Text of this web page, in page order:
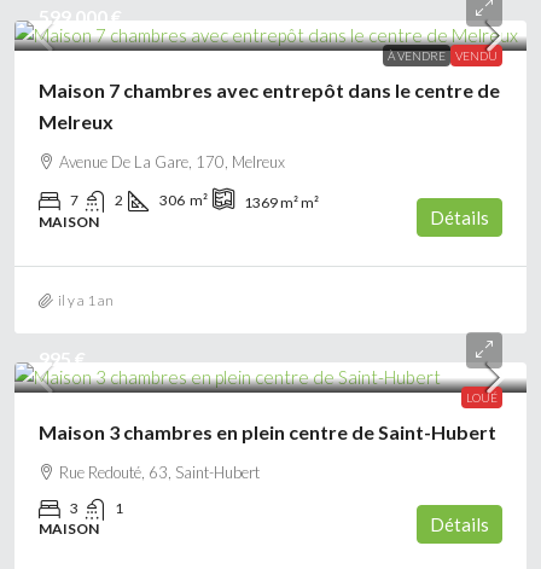
À VENDRE VENDU
599 000 €
Maison 7 chambres avec entrepôt dans le centre de
Melreux
Avenue De La Gare, 170, Melreux
7 2 306 m² 1369 m²m²
MAISON
Détails
il y a 1 an
LOUÉ
995 €
Maison 3 chambres en plein centre de Saint-Hubert
Rue Redouté, 63, Saint-Hubert
3
1
MAISON
Détails